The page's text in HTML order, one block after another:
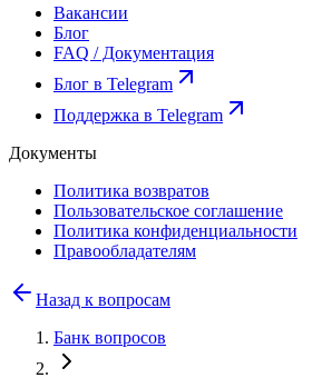
Вакансии
Блог
FAQ / Документация
Блог в Telegram
Поддержка в Telegram
Документы
Политика возвратов
Пользовательское соглашение
Политика конфиденциальности
Правообладателям
Назад к вопросам
Банк вопросов